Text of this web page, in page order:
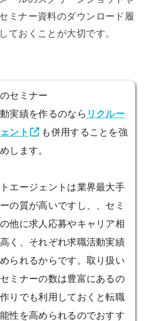
ミナー資料のダウンロード履
ておくことが大切です。
セミナー
実績を作るのなら リクルー
ント
も併用することを強
します。
エージェントは業界最大手
の質が高いですし、、セミ
他に求人応募やキャリア相
く、それぞれ求職活動実績
られるからです。取り扱い
ミナーの数は豊富にあるの
りでも利用しておくと転職
性を高められるのでおすす